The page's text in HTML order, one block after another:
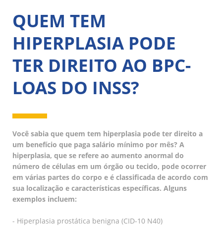
QUEM TEM
HIPERPLASIA PODE
TER DIREITO AO BPC-
LOAS DO INSS?
Você sabia que quem tem hiperplasia pode ter direito a
um benefício que paga salário mínimo por mês? A
hiperplasia, que se refere ao aumento anormal do
número de células em um órgão ou tecido, pode ocorrer
em várias partes do corpo e é classificada de acordo com
sua localização e características específicas. Alguns
exemplos incluem:
- Hiperplasia prostática benigna (CID-10 N40)